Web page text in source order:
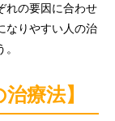
れの要因に合わせ
なりやすい人の治
療法】